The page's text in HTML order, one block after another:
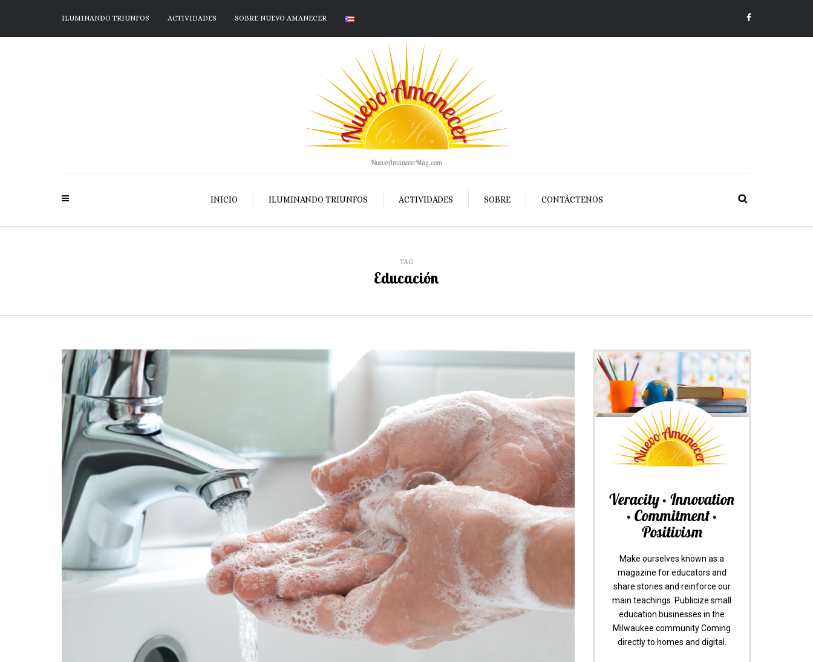
ILUMINANDO TRIUNFOS ACTIVIDADES SOBRE NUEVO AMANECER
NuevoAmanecerMag.com
INICIO ILUMINANDO TRIUNFOS ACTIVIDADES SOBRE CONTÁCTENOS
TAG
Educación
Veracity • Innovation
• Commitment •
Positivism
Make ourselves known as a
magazine for educators and
share stories and reinforce our
main teachings. Publicize small
education businesses in the
Milwaukee community Coming
directly to homes and digital.